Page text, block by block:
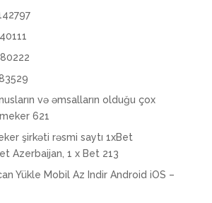
və əmsalların olduğu çox
621
şirkəti rəsmi saytı 1xBet
Azerbaijan, 1 x Bet 213
Yükle Mobil Az Indir Android iOS –